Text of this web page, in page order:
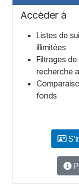
Accèder à
Listes de
illimitées
Filtrages de
recherche
fonds